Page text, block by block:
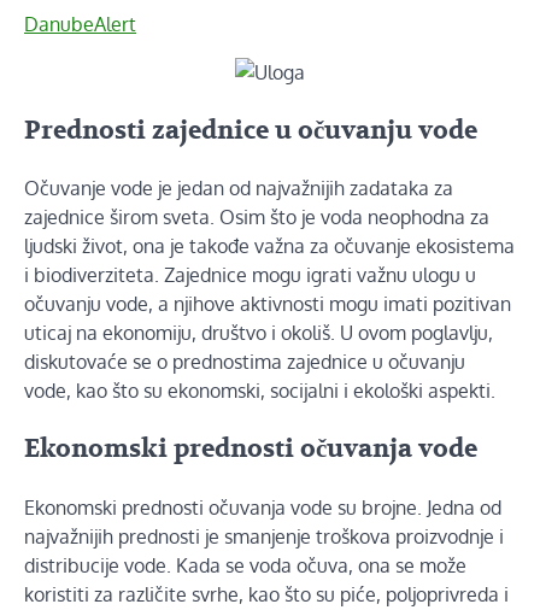
DanubeAlert
Prednosti zajednice u očuvanju vode
Očuvanje vode je jedan od najvažnijih zadataka za
zajednice širom sveta. Osim što je voda neophodna za
ljudski život, ona je takođe važna za očuvanje ekosistema
i biodiverziteta. Zajednice mogu igrati važnu ulogu u
očuvanju vode, a njihove aktivnosti mogu imati pozitivan
uticaj na ekonomiju, društvo i okoliš. U ovom poglavlju,
diskutovaće se o prednostima zajednice u očuvanju
vode, kao što su ekonomski, socijalni i ekološki aspekti.
Ekonomski prednosti očuvanja vode
Ekonomski prednosti očuvanja vode su brojne. Jedna od
najvažnijih prednosti je smanjenje troškova proizvodnje i
distribucije vode. Kada se voda očuva, ona se može
koristiti za različite svrhe, kao što su piće, poljoprivreda i